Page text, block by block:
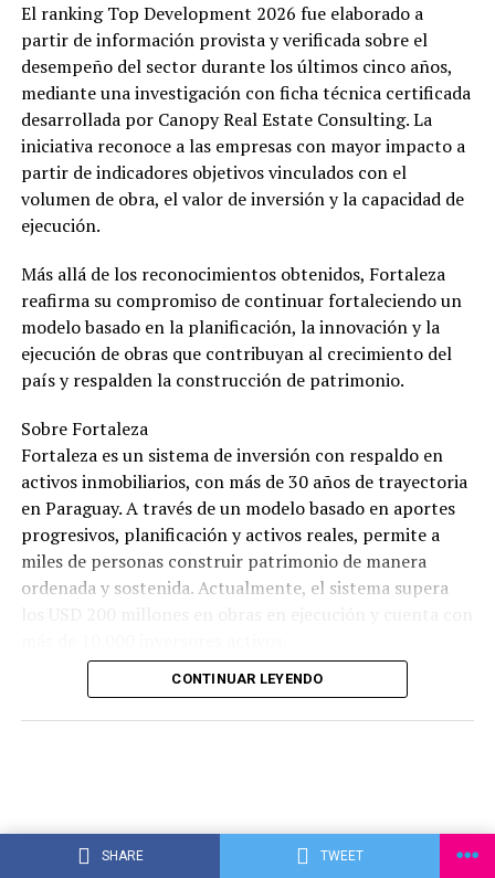
SHARE TWEET
El ranking Top Development 2026 fue elaborado a
partir de información provista y verificada sobre el
desempeño del sector durante los últimos cinco años,
mediante una investigación con ficha técnica certificada
desarrollada por Canopy Real Estate Consulting. La
iniciativa reconoce a las empresas con mayor impacto a
partir de indicadores objetivos vinculados con el
volumen de obra, el valor de inversión y la capacidad de
ejecución.
Más allá de los reconocimientos obtenidos, Fortaleza
reafirma su compromiso de continuar fortaleciendo un
modelo basado en la planificación, la innovación y la
ejecución de obras que contribuyan al crecimiento del
país y respalden la construcción de patrimonio.
Sobre Fortaleza
Fortaleza es un sistema de inversión con respaldo en
activos inmobiliarios, con más de 30 años de trayectoria
en Paraguay. A través de un modelo basado en aportes
progresivos, planificación y activos reales, permite a
miles de personas construir patrimonio de manera
ordenada y sostenida. Actualmente, el sistema supera
CONTINUAR LEYENDO